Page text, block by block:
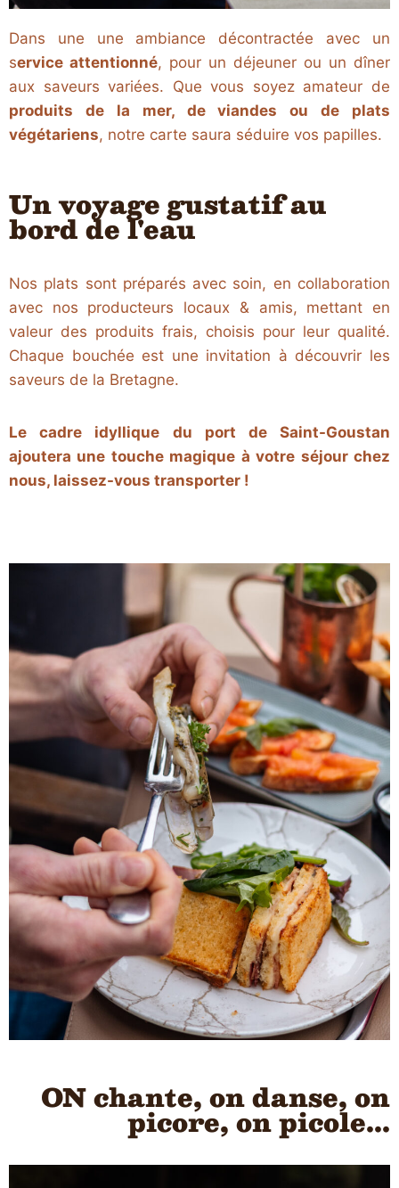
Dans une une ambiance décontractée avec un
service attentionné, pour un déjeuner ou un dîner
aux saveurs variées. Que vous soyez amateur de
produits de la mer, de viandes ou de plats
végétariens, notre carte saura séduire vos papilles.
Un voyage gustatif au
bord de l'eau
Nos plats sont préparés avec soin, en collaboration
avec nos producteurs locaux & amis, mettant en
valeur des produits frais, choisis pour leur qualité.
Chaque bouchée est une invitation à découvrir les
saveurs de la Bretagne.
Le cadre idyllique du port de Saint-Goustan
ajoutera une touche magique à votre séjour chez
nous, laissez-vous transporter !
ON chante, on danse, on
picore, on picole...